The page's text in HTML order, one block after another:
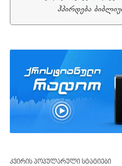
კვირის პოპულარული სტატიები